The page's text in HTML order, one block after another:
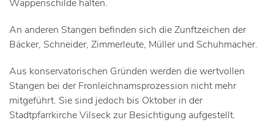
Wappenschilde halten.
An anderen Stangen befinden sich die Zunftzeichen der
Bäcker, Schneider, Zimmerleute, Müller und Schuhmacher.
Aus konservatorischen Gründen werden die wertvollen
Stangen bei der Fronleichnamsprozession nicht mehr
mitgeführt. Sie sind jedoch bis Oktober in der
Stadtpfarrkirche Vilseck zur Besichtigung aufgestellt.